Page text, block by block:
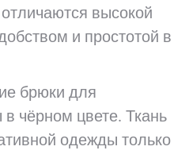
отличаются высокой
и простотой в
брюки для
чёрном цвете. Ткань
одежды только